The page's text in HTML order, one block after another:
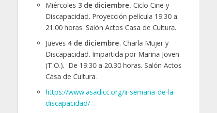
Miércoles 3 de diciembre. Ciclo Cine y
Discapacidad. Proyección película 19:30 a
21:00 horas. Salón Actos Casa de Cultura.
Jueves 4 de diciembre. Charla Mujer y
Discapacidad. Impartida por Marina Joven
(T.O.). De 19:30 a 20.30 horas. Salón Actos
Casa de Cultura.
https://www.asadicc.org/ii-semana-de-la-
discapacidad/